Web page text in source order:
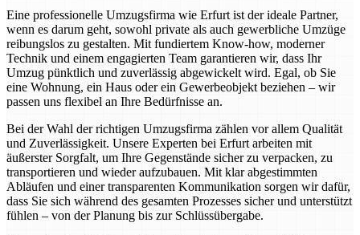
Eine professionelle Umzugsfirma wie Erfurt ist der ideale Partner,
wenn es darum geht, sowohl private als auch gewerbliche Umzüge
reibungslos zu gestalten. Mit fundiertem Know-how, moderner
Technik und einem engagierten Team garantieren wir, dass Ihr
Umzug pünktlich und zuverlässig abgewickelt wird. Egal, ob Sie
eine Wohnung, ein Haus oder ein Gewerbeobjekt beziehen – wir
passen uns flexibel an Ihre Bedürfnisse an.
Bei der Wahl der richtigen Umzugsfirma zählen vor allem Qualität
und Zuverlässigkeit. Unsere Experten bei Erfurt arbeiten mit
äußerster Sorgfalt, um Ihre Gegenstände sicher zu verpacken, zu
transportieren und wieder aufzubauen. Mit klar abgestimmten
Abläufen und einer transparenten Kommunikation sorgen wir dafür,
dass Sie sich während des gesamten Prozesses sicher und unterstützt
fühlen – von der Planung bis zur Schlüssübergabe.